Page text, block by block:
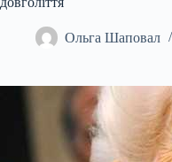
Ольга Шаповал